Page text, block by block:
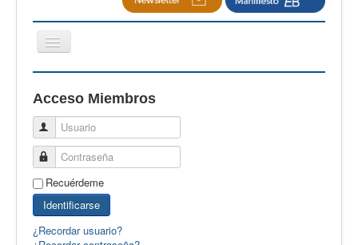
Cambiar
navegación
CertAcleB
Profesores Visitantes
Calidad
Artículos
Recursos
Acceso Miembros
Usuario
Contraseña
Recuérdeme
Identificarse
¿Recordar usuario?